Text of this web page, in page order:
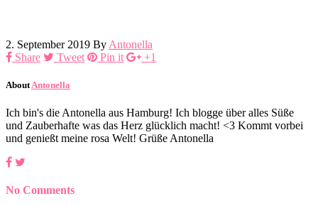
2. September 2019 By Antonella
Share
Tweet Pin it +1
About Antonella
Ich bin's die Antonella aus Hamburg! Ich blogge über alles Süße
und Zauberhafte was das Herz glücklich macht! <3 Kommt vorbei
und genießt meine rosa Welt! Grüße Antonella
No Comments